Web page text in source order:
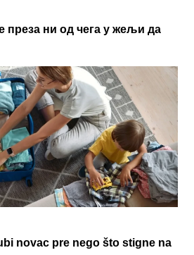
преза ни од чега у жељи да
novac pre nego što stigne na